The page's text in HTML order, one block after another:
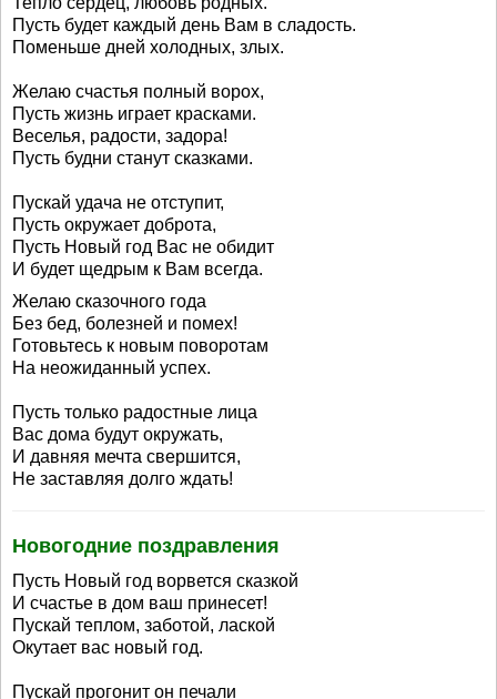
Пусть будет каждый день Вам в сладость.
Поменьше дней холодных, злых.
Желаю счастья полный ворох,
Пусть жизнь играет красками.
Веселья, радости, задора!
Пусть будни станут сказками.
Пускай удача не отступит,
Пусть окружает доброта,
Пусть Новый год Вас не обидит
И будет щедрым к Вам всегда.
Желаю сказочного года
Без бед, болезней и помех!
Готовьтесь к новым поворотам
На неожиданный успех.
Пусть только радостные лица
Вас дома будут окружать,
И давняя мечта свершится,
Не заставляя долго ждать!
Новогодние поздравления
Пусть Новый год ворвется сказкой
И счастье в дом ваш принесет!
Пускай теплом, заботой, лаской
Окутает вас новый год.
Пускай прогонит он печали